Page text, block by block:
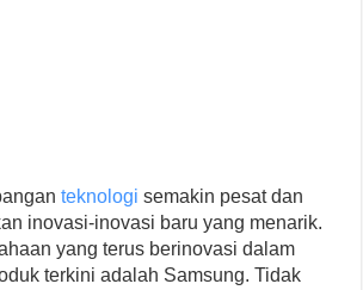
teknologi semakin pesat dan
inovasi-inovasi baru yang menarik.
yang terus berinovasi dalam
terkini adalah Samsung. Tidak